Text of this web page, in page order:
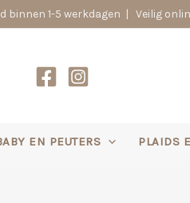
binnen 1-5 werkdagen | Veilig
EN PEUTERS PLAIDS